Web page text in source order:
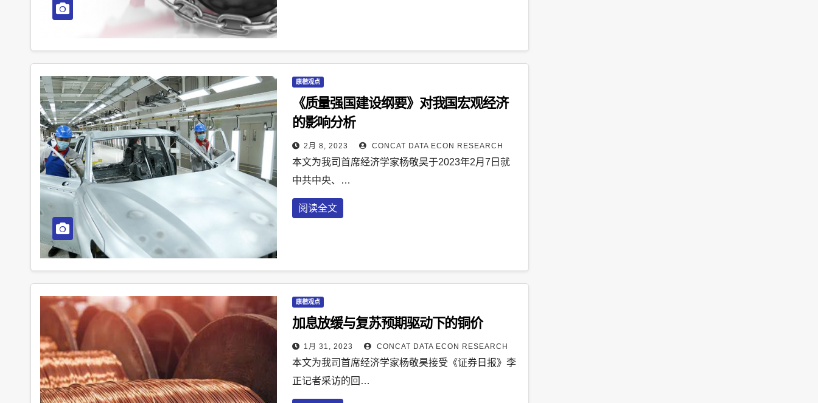
康楷观点
《质量强国建设纲要》对我国宏观经济
的影响分析
2月 8, 2023 CONCAT DATA ECON RESEARCH
本文为我司首席经济学家杨敬昊于2023年2月7日就
中共中央、…
阅读全文
康楷观点
加息放缓与复苏预期驱动下的铜价
1月 31, 2023 CONCAT DATA ECON RESEARCH
本文为我司首席经济学家杨敬昊接受《证券日报》李
正记者采访的回…